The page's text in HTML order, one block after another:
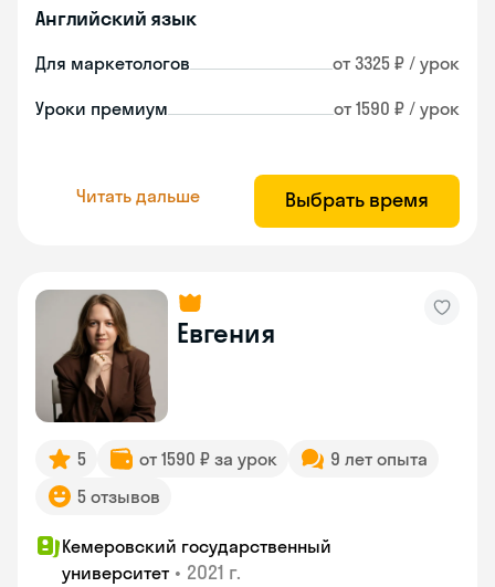
Английский язык
Для маркетологов от 3325 ₽ / урок
Уроки премиум от 1590 ₽ / урок
Читать дальше Выбрать время
Евгения
5 от 1590 ₽ за урок
9 лет опыта
5 отзывов
Кемеровский государственный
университет • 2021 г.